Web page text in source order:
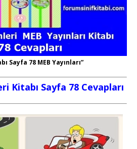
Sayfa 78 MEB Yayınları”
Kitabı Sayfa 78 Cevapları